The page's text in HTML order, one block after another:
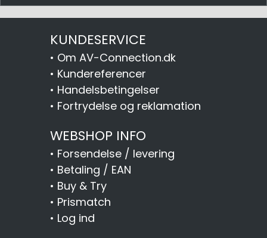
KUNDESERVICE
• Om AV-Connection.dk
• Kundereferencer
• Handelsbetingelser
• Fortrydelse og reklamation
WEBSHOP INFO
• Forsendelse / levering
• Betaling / EAN
• Buy & Try
• Prismatch
• Log ind